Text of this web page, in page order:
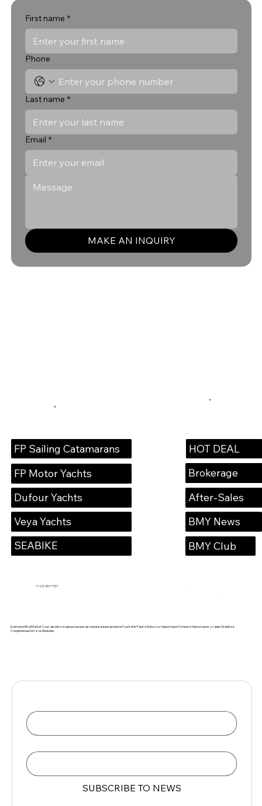
First name *
Phone
Last name *
Email *
MAKE AN INQUIRY
Компания BoatMarket Corp. является официальным авторизованным дилером Fountaine Pajot и Dufour на территории Латвии и Черногории, а также Seabike в
Соединенных Штатах Америки.
+1 201 357 7737
FP Sailing Catamarans
FP Motor Yachts
Dufour Yachts
Veya Yachts
SEABIKE
HOT DEAL
Brokerage
After-Sales
BMY News
BMY Club
SUBSCRIBE TO NEWS